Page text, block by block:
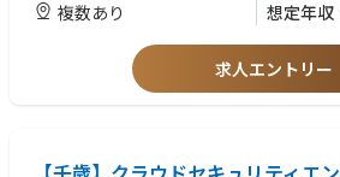
〇IBMとの技術提携
Rapidusは2nmプロセスの基盤技術を自社開発
ーヨーク州アルバニーで米国IBM・日本IBMの
複数あり 想定年収
求人エントリー